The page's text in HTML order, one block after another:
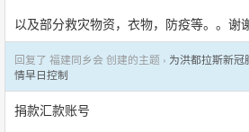
以及部分救灾物资，衣物，防疫等。。谢
回复了 福建同乡会 创建的主题 › 为洪都拉斯新
情早日控制
捐款汇款账号